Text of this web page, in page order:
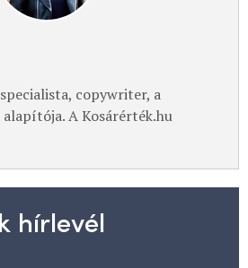
copywriter, a
A Kosárérték.hu
hírlevél